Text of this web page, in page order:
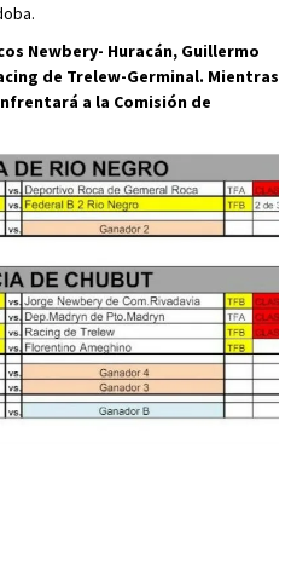
Newbery- Huracán, Guillermo
de Trelew-Germinal. Mientras
a la Comisión de